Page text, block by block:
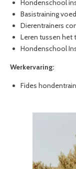
Hondenschool
Basistraining
Dierentrainers
Leren tussen het
Hondenschool
Werkervaring:
Fides